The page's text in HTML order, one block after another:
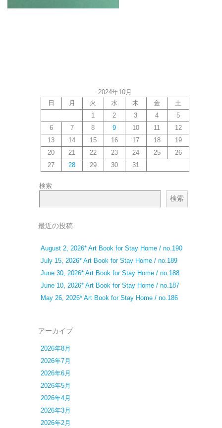
2024年10月
日
月 火 水 木 金
土
1
2 3 4
5
6
7 8 9 10 11
12
13
14 15 16 17 18
19
20
21 22 23 24 25
26
27
28 29 30 31
検索
検索
最近の投稿
August 2, 2026* Art Book for Stay Home / no.190
July 15, 2026* Art Book for Stay Home / no.189
June 30, 2026* Art Book for Stay Home / no.188
June 10, 2026* Art Book for Stay Home / no.187
May 26, 2026* Art Book for Stay Home / no.186
アーカイブ
2026年8月
2026年7月
2026年6月
2026年5月
2026年4月
2026年3月
2026年2月